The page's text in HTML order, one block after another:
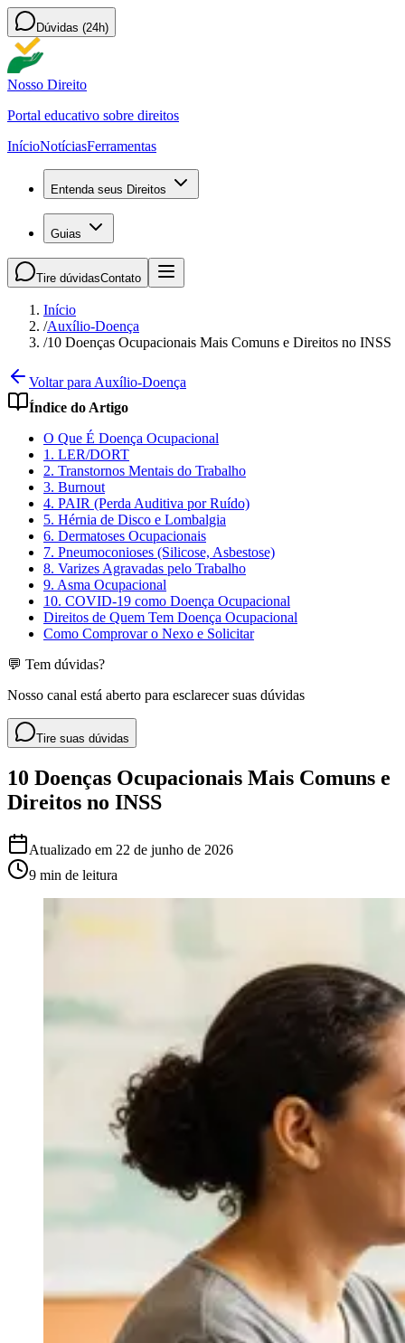
Dúvidas (24h)
Nosso Direito
Portal educativo sobre direitos
InícioNotíciasFerramentas
Entenda seus Direitos
Guias
Tire dúvidasContato
Início
/Auxílio-Doença
/10 Doenças Ocupacionais Mais Comuns e Direitos no INSS
Voltar para Auxílio-Doença
Índice do Artigo
O Que É Doença Ocupacional
1. LER/DORT
2. Transtornos Mentais do Trabalho
3. Burnout
4. PAIR (Perda Auditiva por Ruído)
5. Hérnia de Disco e Lombalgia
6. Dermatoses Ocupacionais
7. Pneumoconioses (Silicose, Asbestose)
8. Varizes Agravadas pelo Trabalho
9. Asma Ocupacional
10. COVID-19 como Doença Ocupacional
Direitos de Quem Tem Doença Ocupacional
Como Comprovar o Nexo e Solicitar
💬 Tem dúvidas?
Nosso canal está aberto para esclarecer suas dúvidas
Tire suas dúvidas
10 Doenças Ocupacionais Mais Comuns e
Direitos no INSS
Atualizado em 22 de junho de 2026
9 min de leitura